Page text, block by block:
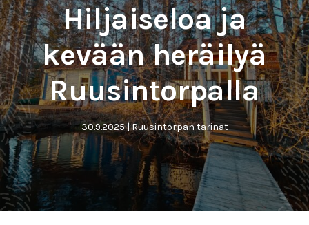
Hiljaiseloa ja
kevään heräilyä
Ruusintorpalla
30.9.2025|Ruusintorpan tarinat